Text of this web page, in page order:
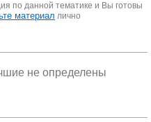
по данной тематике и Вы готовы
материал лично
не определены